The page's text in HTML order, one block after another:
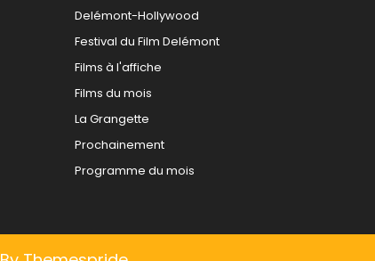
Delémont-Hollywood
Festival du Film Delémont
Films à l'affiche
Films du mois
La Grangette
Prochainement
Programme du mois